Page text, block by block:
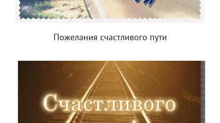
Пожелания счастливого пути